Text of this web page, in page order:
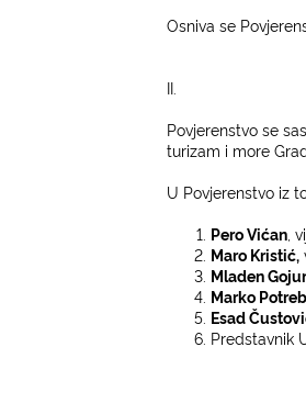
Osniva se
II.
Povjerenstvo se
turizam i more
U Povjerenstvo iz
Pero Vićan ,
Maro Kristić,
Mladen
Marko
Esad
Predstavnik